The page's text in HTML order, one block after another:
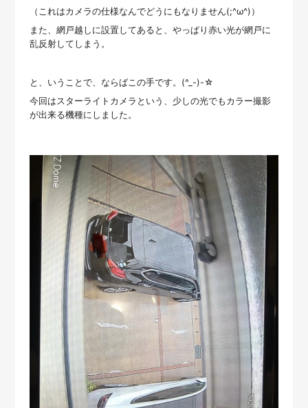
（これはカメラの仕様なんでどうにもなりません(;^ω^)）
また、網戸越しに設置してあると、やっぱり赤い光が網戸に
乱反射してしまう。
と、いうことで、ならばこの手です。(^_-)-☆
今回はスターライトカメラという、少しの光でもカラー撮影
が出来る機種にしました。